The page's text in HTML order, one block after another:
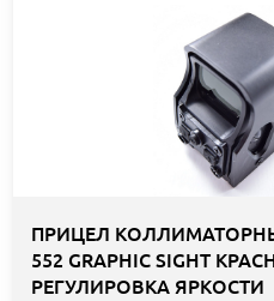
ПРИЦЕЛ
552 GRAPHIC SIGHT
РЕГУЛИРОВКА ЯРКОСТИ